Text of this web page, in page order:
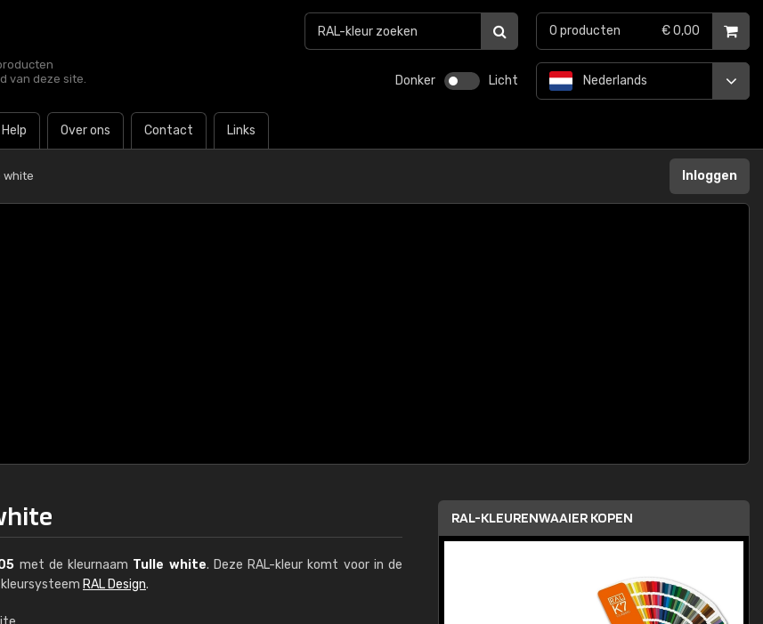
van deze site.
Donker Licht
Help Over ons Contact Links
Nederlands
0 producten € 0,00
white Inloggen
met de kleurnaam Tulle white. Deze RAL-kleur komt voor in de
RAL Design.
RAL-KLEURENWAAIER KOPEN